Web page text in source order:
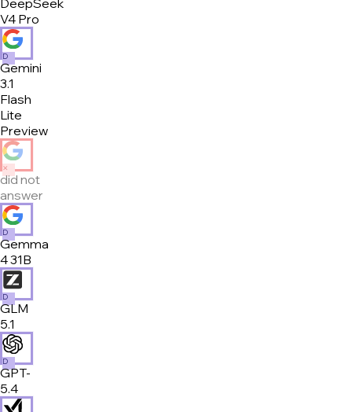
V4 Pro
D
Gemini
3.1
Flash
Lite
Preview
✕
did not
answer
D
Gemma
4 31B
D
GLM
5.1
D
GPT-
5.4